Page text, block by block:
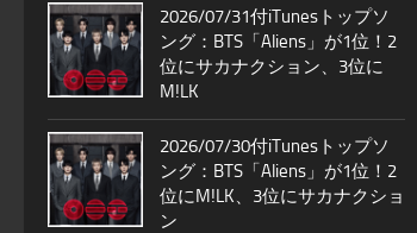
2026/07/31付iTunesトップソ
ング：BTS「Aliens」が1位！2
位にサカナクション、3位に
M!LK
2026/07/30付iTunesトップソ
ング：BTS「Aliens」が1位！2
位にM!LK、3位にサカナクショ
ン